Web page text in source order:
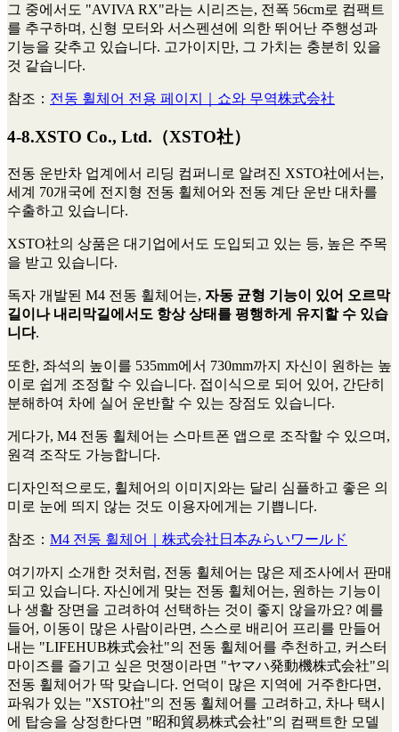
그 중에서도 "AVIVA RX"라는 시리즈는, 전폭 56cm로 컴팩트
를 추구하며, 신형 모터와 서스펜션에 의한 뛰어난 주행성과
기능을 갖추고 있습니다. 고가이지만, 그 가치는 충분히 있을
것 같습니다.
참조： 전동 휠체어 전용 페이지｜쇼와 무역株式会社
4-8.XSTO Co., Ltd.（XSTO社）
전동 운반차 업계에서 리딩 컴퍼니로 알려진 XSTO社에서는,
세계 70개국에 전지형 전동 휠체어와 전동 계단 운반 대차를
수출하고 있습니다.
XSTO社의 상품은 대기업에서도 도입되고 있는 등, 높은 주목
을 받고 있습니다.
독자 개발된 M4 전동 휠체어는, 자동 균형 기능이 있어 오르막
길이나 내리막길에서도 항상 상태를 평행하게 유지할 수 있습
니다.
또한, 좌석의 높이를 535mm에서 730mm까지 자신이 원하는 높
이로 쉽게 조정할 수 있습니다. 접이식으로 되어 있어, 간단히
분해하여 차에 실어 운반할 수 있는 장점도 있습니다.
게다가, M4 전동 휠체어는 스마트폰 앱으로 조작할 수 있으며,
원격 조작도 가능합니다.
디자인적으로도, 휠체어의 이미지와는 달리 심플하고 좋은 의
미로 눈에 띄지 않는 것도 이용자에게는 기쁩니다.
참조： M4 전동 휠체어｜株式会社日本みらいワールド
여기까지 소개한 것처럼, 전동 휠체어는 많은 제조사에서 판매
되고 있습니다. 자신에게 맞는 전동 휠체어는, 원하는 기능이
나 생활 장면을 고려하여 선택하는 것이 좋지 않을까요? 예를
들어, 이동이 많은 사람이라면, 스스로 배리어 프리를 만들어
내는 "LIFEHUB株式会社"의 전동 휠체어를 추천하고, 커스터
마이즈를 즐기고 싶은 멋쟁이라면 "ヤマハ発動機株式会社"의
전동 휠체어가 딱 맞습니다. 언덕이 많은 지역에 거주한다면,
파워가 있는 "XSTO社"의 전동 휠체어를 고려하고, 차나 택시
에 탑승을 상정한다면 "昭和貿易株式会社"의 컴팩트한 모델